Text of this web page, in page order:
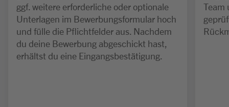
ggf. weitere erforderliche oder optionale
Unterlagen im Bewerbungsformular hoch
und fülle die Pflichtfelder aus. Nachdem
du deine Bewerbung abgeschickt hast,
erhältst du eine Eingangsbestätigung.
Team